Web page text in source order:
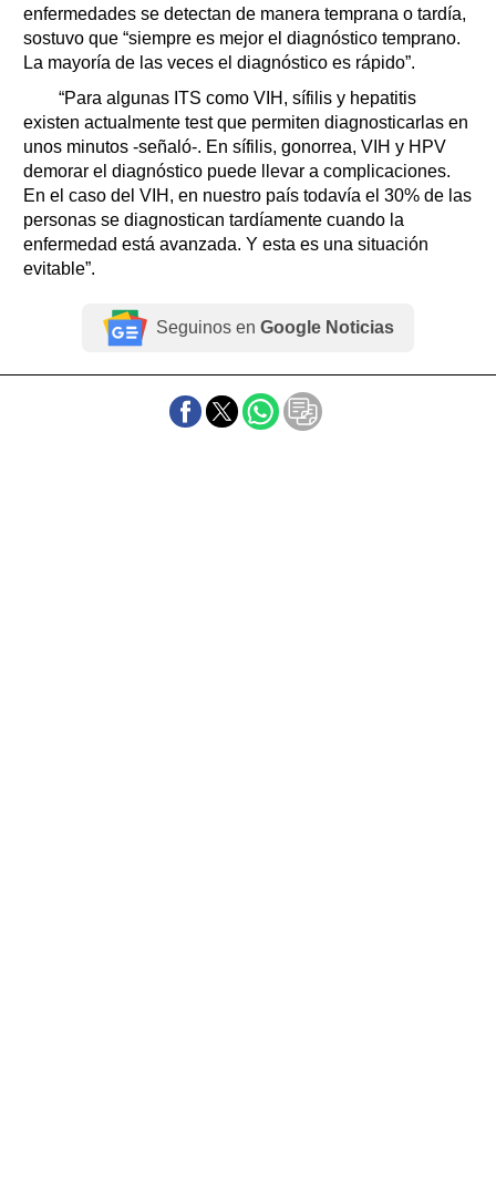
enfermedades se detectan de manera temprana o tardía,
sostuvo que “siempre es mejor el diagnóstico temprano.
La mayoría de las veces el diagnóstico es rápido”.
“Para algunas ITS como VIH, sífilis y hepatitis
existen actualmente test que permiten diagnosticarlas en
unos minutos -señaló-. En sífilis, gonorrea, VIH y HPV
demorar el diagnóstico puede llevar a complicaciones.
En el caso del VIH, en nuestro país todavía el 30% de las
personas se diagnostican tardíamente cuando la
enfermedad está avanzada. Y esta es una situación
evitable”.
Seguinos en Google Noticias